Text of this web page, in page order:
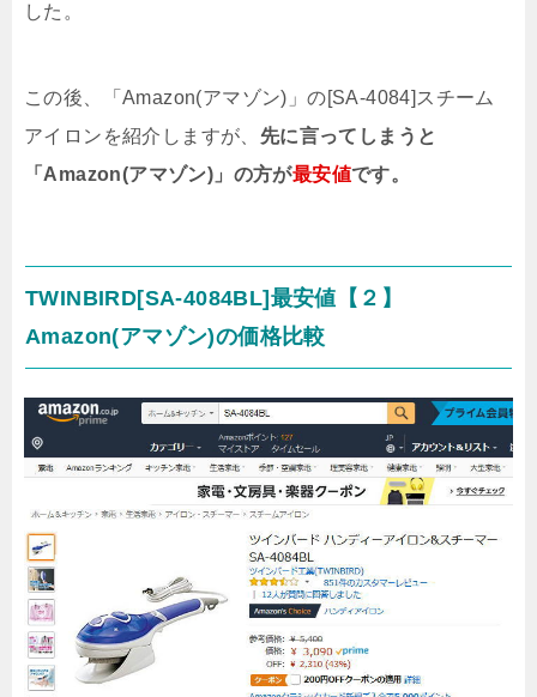
した。
この後、「Amazon(アマゾン)」の[SA-4084]スチーム
アイロンを紹介しますが、 先に言ってしまうと
「Amazon(アマゾン)」の方が最安値です。
TWINBIRD[SA-4084BL]最安値【２】
Amazon(アマゾン)の価格比較